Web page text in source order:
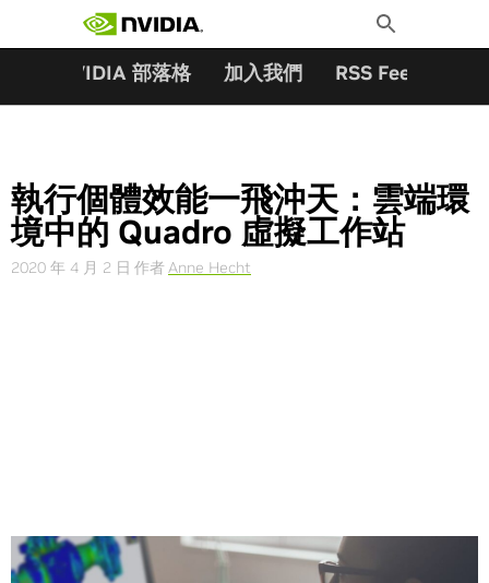
Toggle
Search
NVIDIA 部落格 加入我們 RSS Feeds
執行個體效能一飛沖天：雲端環
境中的 Quadro 虛擬工作站
2020 年 4 月 2 日 作者 Anne Hecht
Share